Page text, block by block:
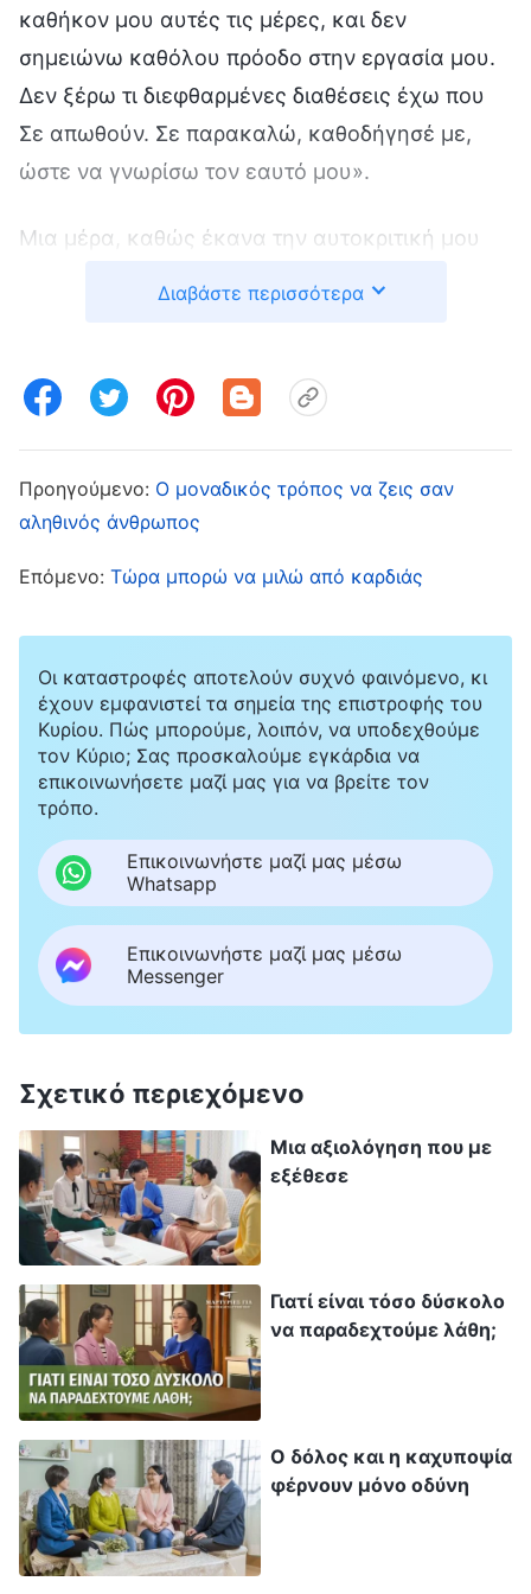
καθήκον μου αυτές τις μέρες, και δεν
σημειώνω καθόλου πρόοδο στην εργασία μου.
Δεν ξέρω τι διεφθαρμένες διαθέσεις έχω που
Σε απωθούν. Σε παρακαλώ, καθοδήγησέ με,
ώστε να γνωρίσω τον εαυτό μου».
Μια μέρα, καθώς έκανα την αυτοκριτική μου
λέξη «πονηρός». Βρήκα αυτό, αναζητώντας
μην ανοιχθεί ποτέ και να μην επικοινωνήσει
άλλους· αντίθετα, είναι αποκλεισμένος,
φαινομενικά σε επιφυλακή απέναντι στους
άλλους κάθε στιγμή. Περιτυλίγεται όσο πιο
θεωρεί ιδιοφυή και σκέφτεται: “Θα την
κρατήσω για τον εαυτό μου προς το παρόν. Αν
τη μοιραστώ, θα μπορούσατε να τη
χρησιμοποιήσετε και να μου κλέψετε τη δόξα.
Θα την αποκρύψω”. Ή, αν υπάρχει κάτι που
δεν κατανοούν πλήρως, θα σκεφτούν το
εξής: “Δεν θα μιλήσω τώρα. Τι θα γίνει αν
μιλήσω και κάποιος πει κάτι ανώτερο; Δεν θα
φανώ ανόητος; Όλοι θα με καταλάβουν, θα
δουν την αδυναμία μου σ’ αυτό. Καλύτερα να
οπτική ή τη λογική, ανεξάρτητα από το
υποκείμενο κίνητρο, φοβάται ότι όλοι θα τον
καταλάβουν. Προσεγγίζει πάντοτε το
καθήκον του και τους ανθρώπους, τα
πράγματα και τα γεγονότα με αυτού του
είδους την οπτική και τη στάση. Τι είδους
διάθεση είναι αυτή; Μια διεφθαρμένη,
απατηλή και μοχθηρή διάθεση
που κάνει την αλήθεια πράξη μπορεί να έχει
κανονική ανθρώπινη φύση» στο βιβλίο «Οι συνομιλίες
του Χριστού των Εσχάτων Ημερών») . Διάβασα
αυτά τα λόγια με βαριά καρδιά. Τα λόγια του
Θεού εξέθεσαν τέλεια την πραγματική μου
Διαβάστε περισσότερα
Προηγούμενο: Ο μοναδικός τρόπος να ζεις σαν
αληθινός άνθρωπος
Επόμενο: Τώρα μπορώ να μιλώ από καρδιάς
Οι καταστροφές αποτελούν συχνό φαινόμενο, κι
έχουν εμφανιστεί τα σημεία της επιστροφής του
Κυρίου. Πώς μπορούμε, λοιπόν, να υποδεχθούμε
τον Κύριο; Σας προσκαλούμε εγκάρδια να
επικοινωνήσετε μαζί μας για να βρείτε τον
τρόπο.
Επικοινωνήστε μαζί μας μέσω
Whatsapp
Επικοινωνήστε μαζί μας μέσω
Messenger
Σχετικό περιεχόμενο
Μια αξιολόγηση που με
εξέθεσε
Γιατί είναι τόσο δύσκολο
να παραδεχτούμε λάθη;
Ο δόλος και η καχυποψία
φέρνουν μόνο οδύνη